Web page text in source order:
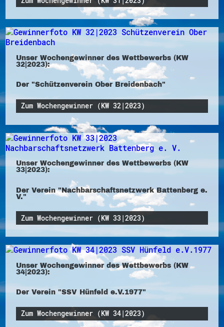
Unser Wochengewinner des Wettbewerbs (KW
32|2023):
Der "Schützenverein Ober Breidenbach"
Zum Wochengewinner (KW 32|2023)
Unser Wochengewinner des Wettbewerbs (KW
33|2023):
Der Verein "Nachbarschaftsnetzwerk Battenberg e.
V."
Zum Wochengewinner (KW 33|2023)
Unser Wochengewinner des Wettbewerbs (KW
34|2023):
Der Verein "SSV Hünfeld e.V.1977"
Zum Wochengewinner (KW 34|2023)